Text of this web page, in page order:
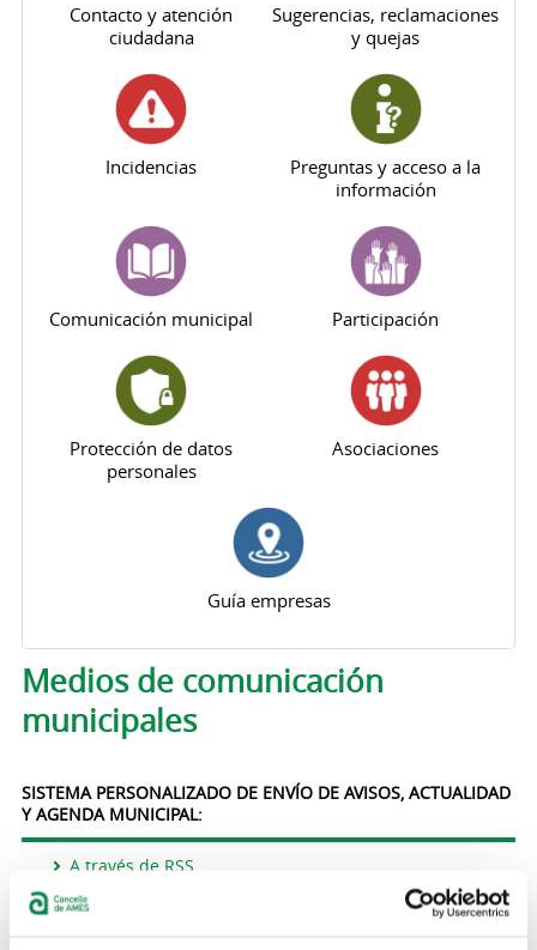
Contacto y atención
ciudadana
Sugerencias, reclamaciones
y quejas
Incidencias
Preguntas y acceso a la
información
Comunicación municipal Participación
Protección de datos
personales
Asociaciones
Guía empresas
Solapas principales
Medios de comunicación
municipales
SISTEMA PERSONALIZADO DE ENVÍO DE AVISOS, ACTUALIDAD
Y AGENDA MUNICIPAL:
A través de RSS
A traves del correo electrónico